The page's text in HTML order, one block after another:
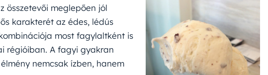
összetevői meglepően jól
karakterét az édes, lédús
most fagylaltként is
régióiban. A fagyi gyakran
nemcsak ízben, hanem